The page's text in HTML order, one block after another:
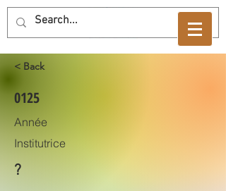
< Back
0125
Année
Institutrice
?